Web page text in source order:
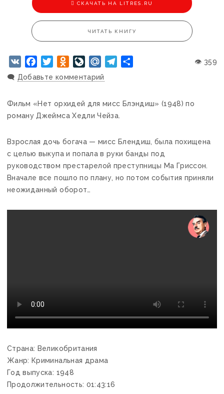
CКАЧАТЬ НА LITRES.RU
ЧИТАТЬ КНИГУ
VK Facebook
TwitterOdnoklassniki
LiveJournal
Mail.RuTelegram
👁 359
🗨️ Добавьте комментарий
Фильм «Нет орхидей для мисс Блэндиш» (1948) по
роману Джеймса Хедли Чейза.
Взрослая дочь богача — мисс Блендиш, была похищена
с целью выкупа и попала в руки банды под
руководством престарелой преступницы Ма Гриссон.
Вначале все пошло по плану, но потом события приняли
неожиданный оборот…
Страна: Великобритания
Жанр: Криминальная драма
Год выпуска: 1948
Продолжительность: 01:43:16